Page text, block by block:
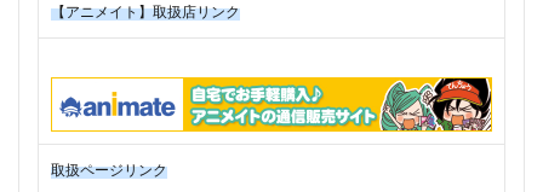
【アニメイト】取扱店リンク
取扱ページリンク